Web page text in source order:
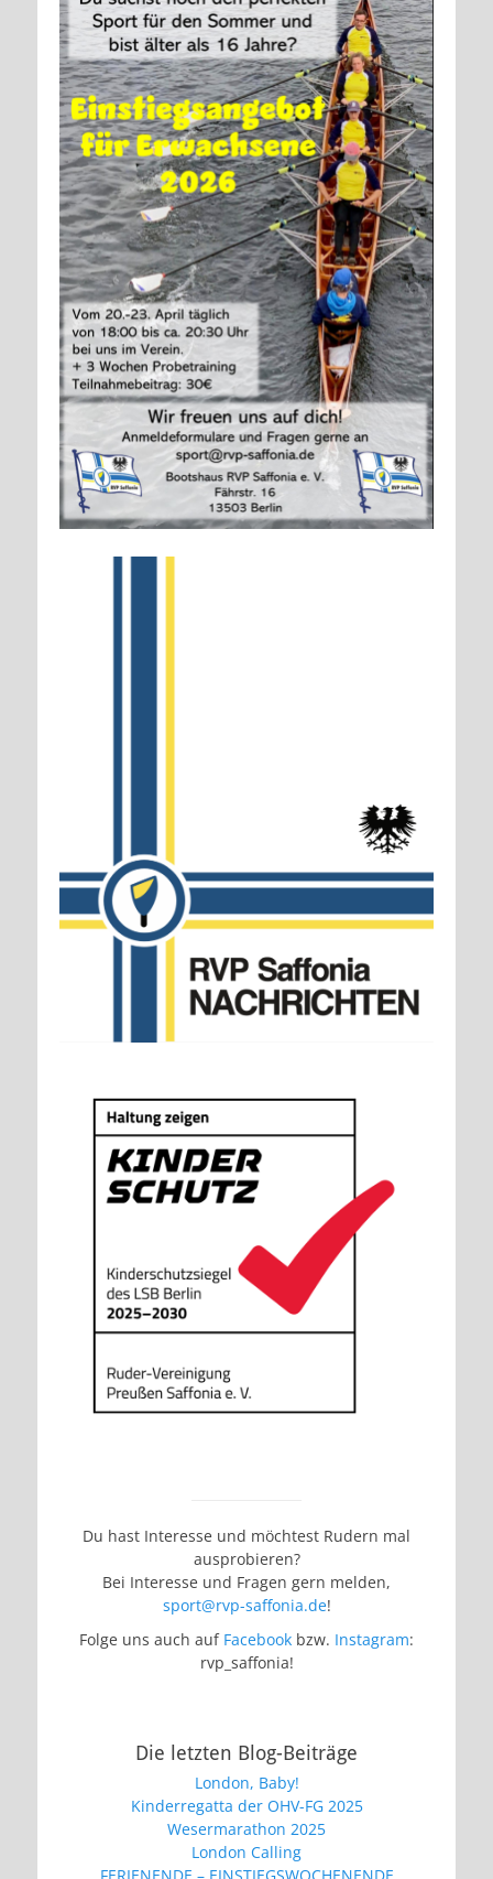
Du hast Interesse und möchtest Rudern mal
ausprobieren?
Bei Interesse und Fragen gern melden,
sport@rvp-saffonia.de!
Folge uns auch auf Facebook bzw. Instagram:
rvp_saffonia!
Die letzten Blog-Beiträge
London, Baby!
Kinderregatta der OHV-FG 2025
Wesermarathon 2025
London Calling
FERIENENDE – EINSTIEGSWOCHENENDE